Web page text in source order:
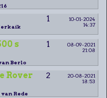
1
10-01-2024
14:37
s
1
08-09-2021
21:08
Berlo
Rover
2
20-08-2021
18:53
Rede